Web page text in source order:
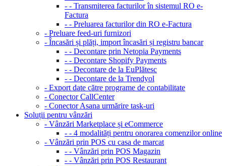
- - Transmiterea facturilor în sistemul RO e-
Factura
- - Preluarea facturilor din RO e-Factura
- Preluare feed-uri furnizori
- Încasări și plăți, import încasări și registru bancar
- - Decontare prin Netopia Payments
- - Decontare Shopify Payments
- - Decontare de la EuPlătesc
- - Decontare de la Trendyol
- Export date către programe de contabilitate
- Conector CallCenter
- Conector Asana urmărire task-uri
Soluții pentru vânzări
- Vânzări Marketplace și eCommerce
- - 4 modalități pentru onorarea comenzilor online
- Vânzări prin POS cu casa de marcat
- - Vânzări prin POS Magazin
- - Vânzări prin POS Restaurant